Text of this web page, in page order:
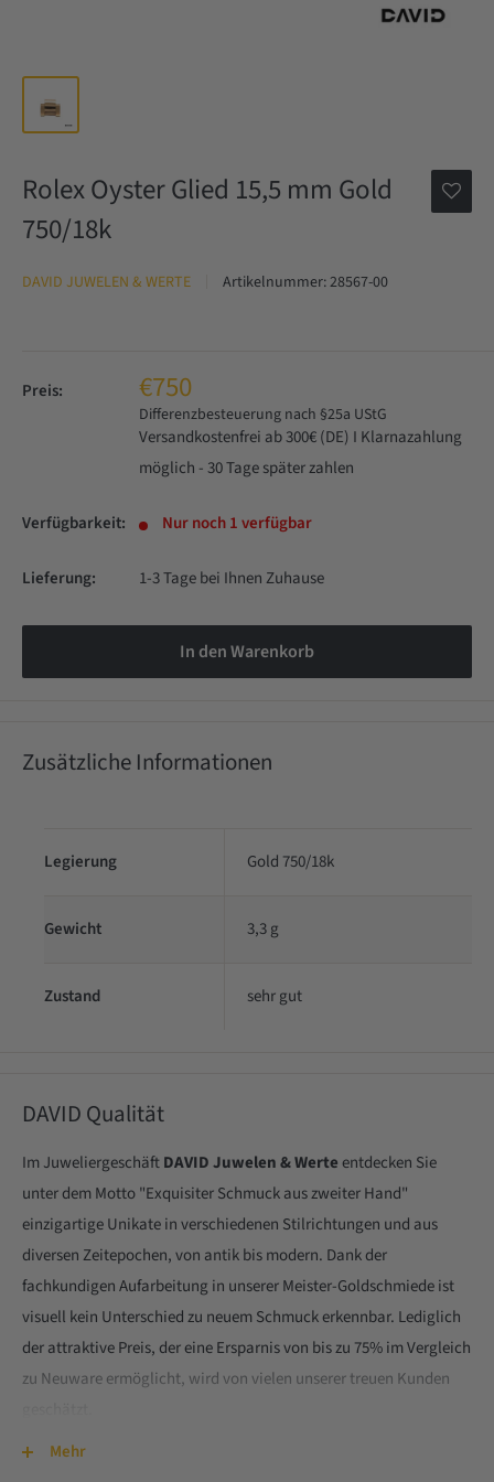
Rolex Oyster Glied 15,5 mm Gold
750/18k
DAVID JUWELEN & WERTE Artikelnummer:28567-00
Preis: €750
Differenzbesteuerung nach §25a UStG
Versandkostenfrei ab 300€ (DE) I Klarnazahlung
möglich - 30 Tage später zahlen
Verfügbarkeit: Nur noch 1 verfügbar
Lieferung: 1-3 Tage bei Ihnen Zuhause
In den Warenkorb
Zusätzliche Informationen
Legierung Gold 750/18k
Gewicht 3,3 g
Zustand sehr gut
DAVID Qualität
Im JuweliergeschäftDAVID Juwelen & Werteentdecken Sie
unter dem Motto "Exquisiter Schmuck aus zweiter Hand"
einzigartige Unikate in verschiedenen Stilrichtungen und aus
diversen Zeitepochen, von antik bis modern. Dank der
fachkundigen Aufarbeitung in unserer Meister-Goldschmiede ist
visuell kein Unterschied zu neuem Schmuck erkennbar. Lediglich
der attraktive Preis, der eine Ersparnis von bis zu 75% im Vergleich
zu Neuware ermöglicht, wird von vielen unserer treuen Kunden
Auch erstklassige Markenuhren werden nach einer gründlichen
Mehr